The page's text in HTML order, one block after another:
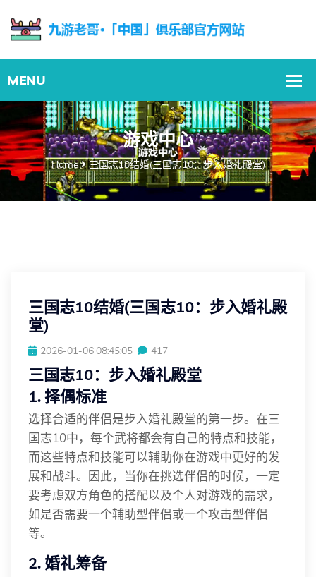
游戏中心
Home 三国志10结婚(三国志10：步入婚礼殿堂)
三国志10结婚(三国志10：步入婚礼殿
堂)
2026-01-06 08:45:05 417
三国志10：步入婚礼殿堂
1. 择偶标准
选择合适的伴侣是步入婚礼殿堂的第一步。在三
国志10中，每个武将都会有自己的特点和技能，
而这些特点和技能可以辅助你在游戏中更好的发
展和战斗。因此，当你在挑选伴侣的时候，一定
要考虑双方角色的搭配以及个人对游戏的需求，
如是否需要一个辅助型伴侣或一个攻击型伴侣
等。
2. 婚礼筹备